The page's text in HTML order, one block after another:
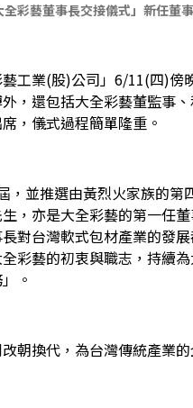
彩藝董事長交接儀式」新任董
業(股)公司」6/11(四)傍
，還包括大全彩藝董監事
，儀式過程簡單隆重。
並推選由黃烈火家族的第
，亦是大全彩藝的第一任
對台灣軟式包材產業的發
彩藝的初衷與職志，持續
。
換代，為台灣傳統產業的